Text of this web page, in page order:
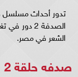
الصدفة 2
الشعر في مصر.
صدفه حلقة 2